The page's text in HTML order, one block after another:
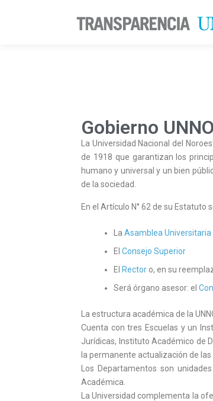
Gobierno
La Universidad Nacional del
de 1918 que garantizan los
humano y universal y un bien
de la sociedad.
En el Artículo N° 62 de su
La Asamblea Universitaria
El Consejo Superior
El Rector o, en su
Será órgano asesor: el
La estructura académica de la
Cuenta con tres Escuelas y un
Jurídicas, Instituto Académico de
la permanente actualización de
Los Departamentos son
Académica.
La Universidad complementa la